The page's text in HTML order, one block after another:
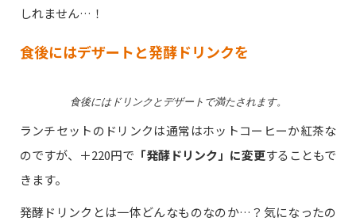
しれません…！
食後にはデザートと発酵ドリンクを
食後にはドリンクとデザートで満たされます。
ランチセットのドリンクは通常はホットコーヒーか紅茶な
のですが、＋220円で 「発酵ドリンク」に変更することもで
きます。
発酵ドリンクとは一体どんなものなのか…？気になったの